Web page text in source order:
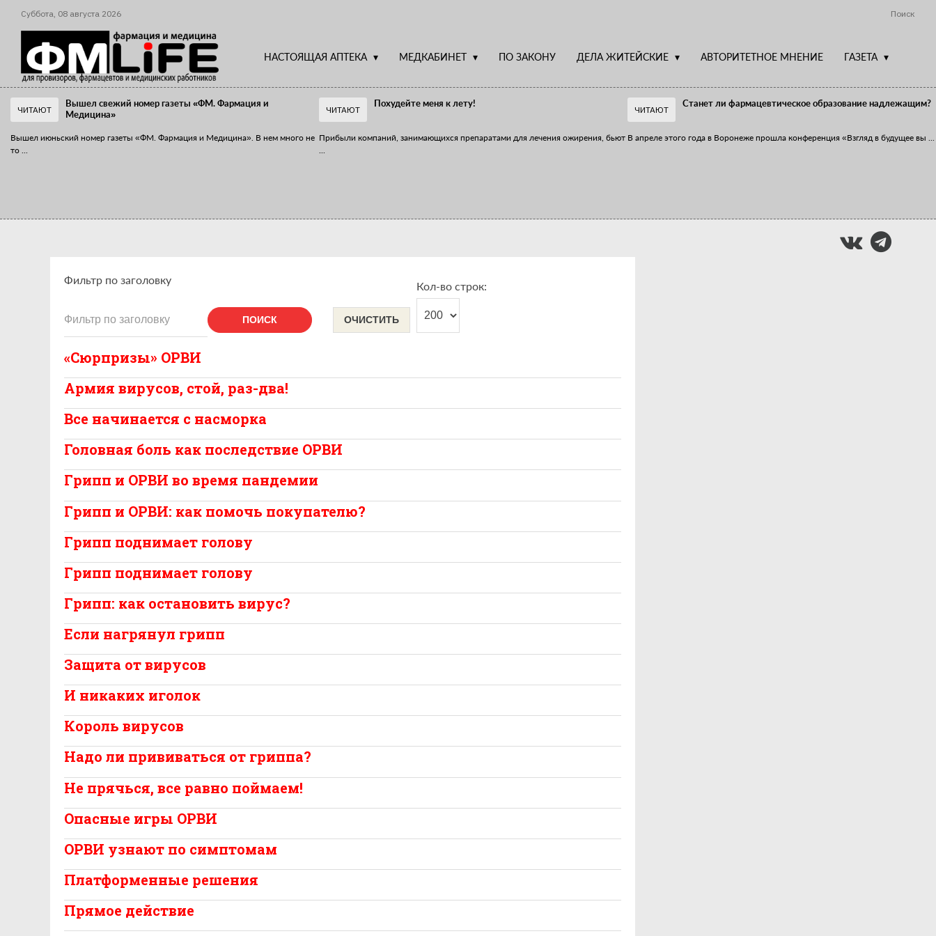
Суббота, 08 августа 2026 Поиск
НАСТОЯЩАЯ АПТЕКА МЕДКАБИНЕТ ПО ЗАКОНУ ДЕЛА ЖИТЕЙСКИЕ АВТОРИТЕТНОЕ МНЕНИЕ ГАЗЕТА
ЧИТАЮТ
Вышел свежий номер газеты «ФМ. Фармация и
Медицина»
Вышел июньский номер газеты «ФМ. Фармация и Медицина». В нем много не
то
ЧИТАЮТ
Похудейте меня к лету!
Прибыли компаний, занимающихся препаратами для лечения ожирения, бьют
ЧИТАЮТ
Станет ли фармацевтическое образование надлежащим?
В апреле этого года в Воронеже прошла конференция «Взгляд в будущее вы
Фильтр по заголовку
ПОИСК ОЧИСТИТЬ
Кол-во строк:
«Сюрпризы» ОРВИ
Армия вирусов, стой, раз-два!
Все начинается с насморка
Головная боль как последствие ОРВИ
Грипп и ОРВИ во время пандемии
Грипп и ОРВИ: как помочь покупателю?
Грипп поднимает голову
Грипп поднимает голову
Грипп: как остановить вирус?
Если нагрянул грипп
Защита от вирусов
И никаких иголок
Король вирусов
Надо ли прививаться от гриппа?
Не прячься, все равно поймаем!
Опасные игры ОРВИ
ОРВИ узнают по симптомам
Платформенные решения
Прямое действие